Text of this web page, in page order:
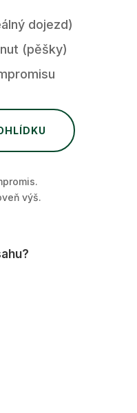
dojezd)
(pěšky)
výš.